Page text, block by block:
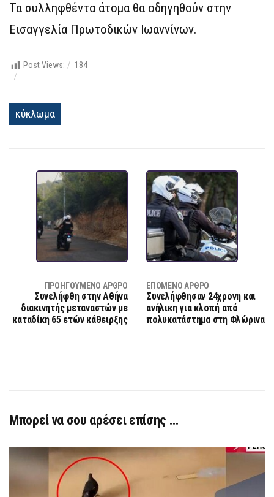
Τα συλληφθέντα άτομα θα οδηγηθούν στην
Εισαγγελία Πρωτοδικών Ιωαννίνων.
Post Views: 184
κύκλωμα
ΠΡΟΗΓΟΎΜΕΝΟ ΆΡΘΡΟ
Συνελήφθη στην Αθήνα
διακινητής μεταναστών με
καταδίκη 65 ετών κάθειρξης
ΕΠΌΜΕΝΟ ΆΡΘΡΟ
Συνελήφθησαν 24χρονη και
ανήλικη για κλοπή από
πολυκατάστημα στη Φλώρινα
Μπορεί να σου αρέσει επίσης …